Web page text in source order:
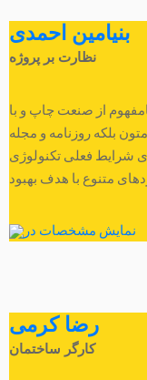
بنیامین احمدی
نظارت بر پروژه
از صنعت چاپ و با
بلکه روزنامه و مجله
شرایط فعلی تکنولوژی
متنوع با هدف بهبود
نمایش مشخصات در
رضا کرمی
کارگر ساختمان